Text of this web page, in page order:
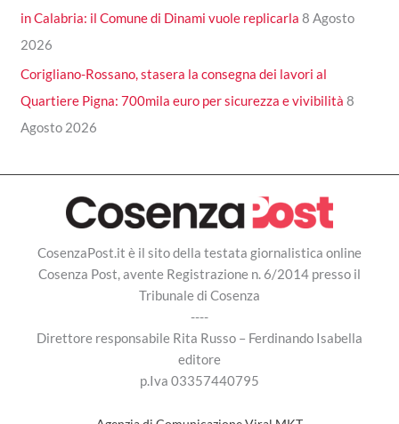
in Calabria: il Comune di Dinami vuole replicarla 8 Agosto
2026
Corigliano-Rossano, stasera la consegna dei lavori al
Quartiere Pigna: 700mila euro per sicurezza e vivibilità 8
Agosto 2026
CosenzaPost.it è il sito della testata giornalistica online
Cosenza Post, avente Registrazione n. 6/2014 presso il
Tribunale di Cosenza
----
Direttore responsabile Rita Russo – Ferdinando Isabella
editore
p.Iva 03357440795